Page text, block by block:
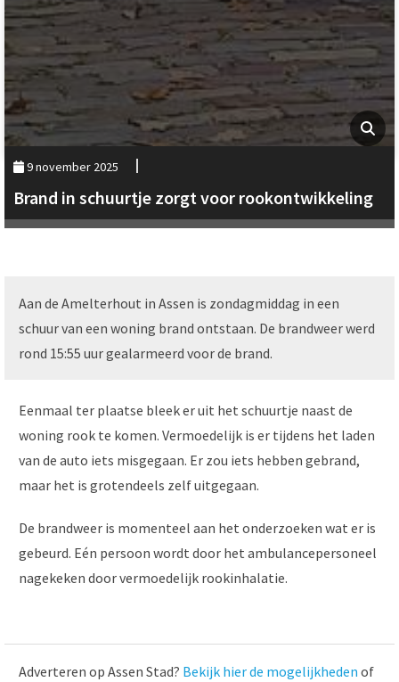
9 november 2025
Brand in schuurtje zorgt voor rookontwikkeling
Aan de Amelterhout in Assen is zondagmiddag in een
schuur van een woning brand ontstaan. De brandweer werd
rond 15:55 uur gealarmeerd voor de brand.
Eenmaal ter plaatse bleek er uit het schuurtje naast de
woning rook te komen. Vermoedelijk is er tijdens het laden
van de auto iets misgegaan. Er zou iets hebben gebrand,
maar het is grotendeels zelf uitgegaan.
De brandweer is momenteel aan het onderzoeken wat er is
gebeurd. Eén persoon wordt door het ambulancepersoneel
nagekeken door vermoedelijk rookinhalatie.
Adverteren op Assen Stad? Bekijk hier de mogelijkheden of